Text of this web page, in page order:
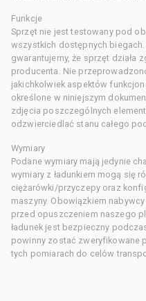
Funkcje
Sprzęt nie jest testowany pod
wszystkich dostępnych
gwarantujemy, że sprzęt działa
producenta. Nie
jakichkolwiek aspektów
określone w niniejszym
zdjęcia poszczególnych
odzwierciedlać stanu całego
Wymiary
Podane wymiary mają jedynie
wymiary z ładunkiem mogą się
ciężarówki/przyczepy oraz
maszyny. Obowiązkiem
przed opuszczeniem naszego
ładunek jest bezpieczny
powinny zostać zweryfikowane
tych pomiarach do celów